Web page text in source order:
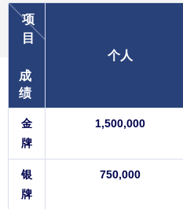
项
目
成
绩
个人
金
牌
1,500,000
银
牌
750,000